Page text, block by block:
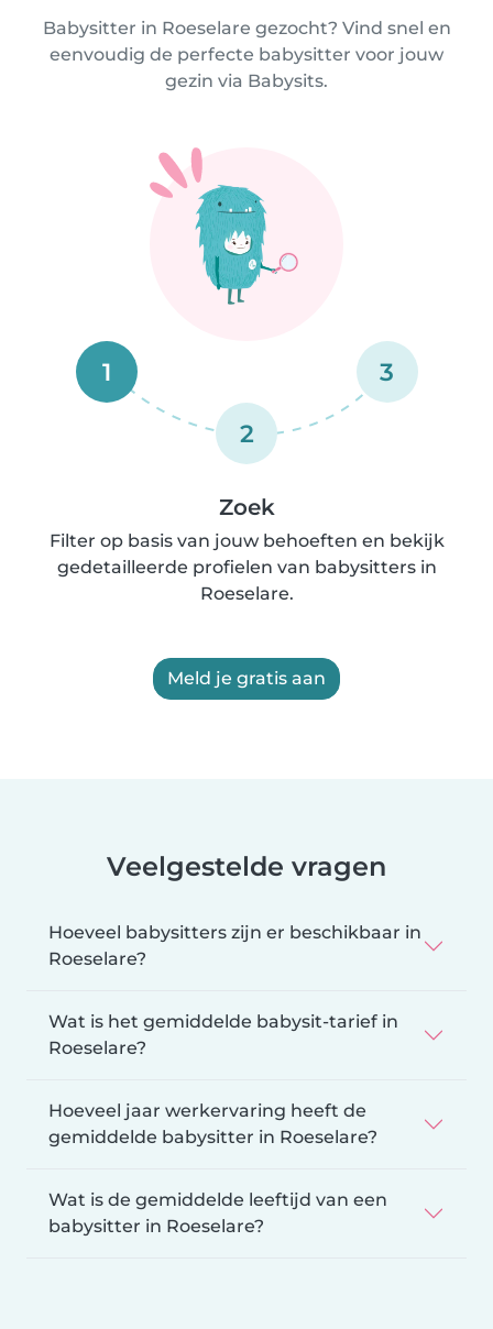
Babysitter in Roeselare gezocht? Vind snel en
eenvoudig de perfecte babysitter voor jouw
gezin via Babysits.
1
2
3
Zoek
Filter op basis van jouw behoeften en bekijk
gedetailleerde profielen van babysitters in
Roeselare.
Meld je gratis aan
Veelgestelde vragen
Hoeveel babysitters zijn er beschikbaar in
Roeselare?
Wat is het gemiddelde babysit-tarief in
Roeselare?
Hoeveel jaar werkervaring heeft de
gemiddelde babysitter in Roeselare?
Wat is de gemiddelde leeftijd van een
babysitter in Roeselare?